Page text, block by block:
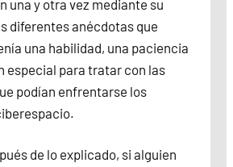
una y otra vez mediante su
diferentes anécdotas que
una habilidad, una paciencia
especial para tratar con las
podían enfrentarse los
de lo explicado, si alguien